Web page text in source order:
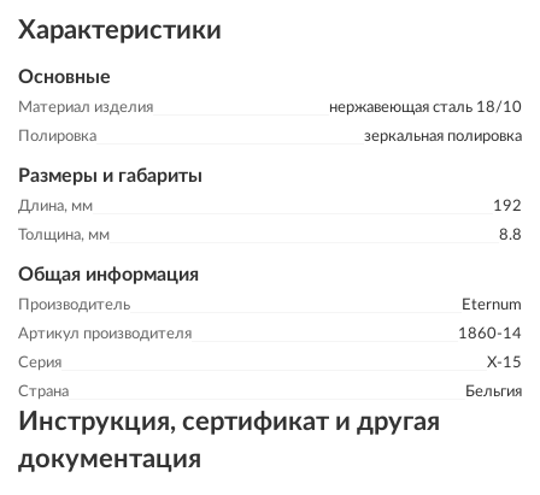
Характеристики
Основные
Материал изделия
нержавеющая сталь 18/10
Полировка
зеркальная полировка
Размеры и габариты
Длина, мм
192
Толщина, мм
8.8
Общая информация
Производитель
Eternum
Артикул производителя
1860-14
Серия
X-15
Страна
Бельгия
Инструкция, сертификат и другая
документация